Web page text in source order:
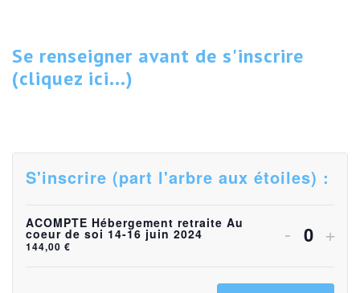
Se renseigner avant de s'inscrire
(cliquez ici...)
S'inscrire (part l'arbre aux étoiles) :
ACOMPTE Hébergement retraite Au
coeur de soi 14-16 juin 2024
144,00 €
Diminuer
- +